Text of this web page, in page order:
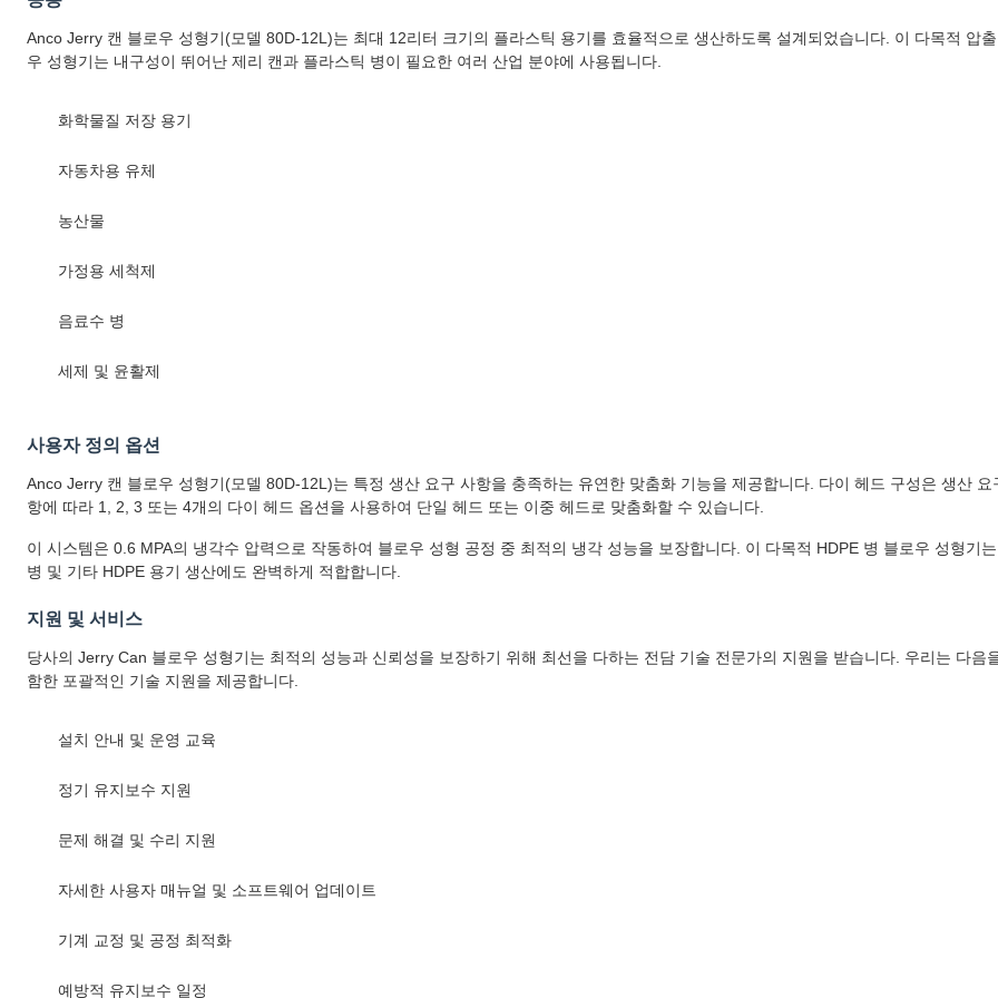
Anco Jerry 캔 블로우 성형기(모델 80D-12L)는 최대 12리터 크기의 플라스틱 용기를 효율적으로 생산하도록 설계되었습니다. 이 다목적 압출
우 성형기는 내구성이 뛰어난 제리 캔과 플라스틱 병이 필요한 여러 산업 분야에 사용됩니다.
화학물질 저장 용기
자동차용 유체
농산물
가정용 세척제
음료수 병
세제 및 윤활제
사용자 정의 옵션
Anco Jerry 캔 블로우 성형기(모델 80D-12L)는 특정 생산 요구 사항을 충족하는 유연한 맞춤화 기능을 제공합니다. 다이 헤드 구성은 생산 요
항에 따라 1, 2, 3 또는 4개의 다이 헤드 옵션을 사용하여 단일 헤드 또는 이중 헤드로 맞춤화할 수 있습니다.
이 시스템은 0.6 MPA의 냉각수 압력으로 작동하여 블로우 성형 공정 중 최적의 냉각 성능을 보장합니다. 이 다목적 HDPE 병 블로우 성형기
병 및 기타 HDPE 용기 생산에도 완벽하게 적합합니다.
지원 및 서비스
당사의 Jerry Can 블로우 성형기는 최적의 성능과 신뢰성을 보장하기 위해 최선을 다하는 전담 기술 전문가의 지원을 받습니다. 우리는 다음
함한 포괄적인 기술 지원을 제공합니다.
설치 안내 및 운영 교육
정기 유지보수 지원
문제 해결 및 수리 지원
자세한 사용자 매뉴얼 및 소프트웨어 업데이트
기계 교정 및 공정 최적화
예방적 유지보수 일정